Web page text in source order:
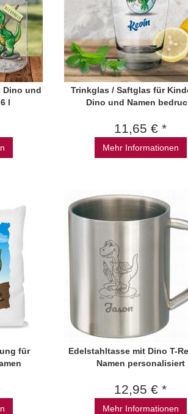
Dino und
l
Trinkglas / Saftglas für
Dino und Namen
11,65 € *
Mehr Informationen
für
Edelstahltasse mit Dino T-
Namen personalisiert
12,95 € *
Mehr Informationen